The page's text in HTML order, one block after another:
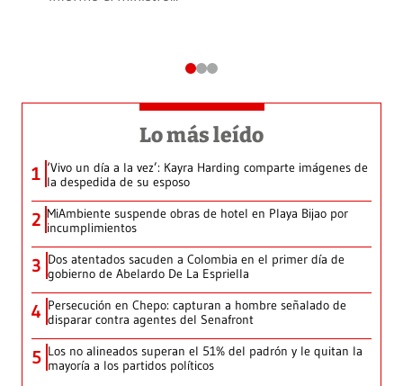
Lo más leído
1 ‘Vivo un día a la vez’: Kayra Harding comparte imágenes de
la despedida de su esposo
2 MiAmbiente suspende obras de hotel en Playa Bijao por
incumplimientos
3 Dos atentados sacuden a Colombia en el primer día de
gobierno de Abelardo De La Espriella
4 Persecución en Chepo: capturan a hombre señalado de
disparar contra agentes del Senafront
5 Los no alineados superan el 51% del padrón y le quitan la
mayoría a los partidos políticos